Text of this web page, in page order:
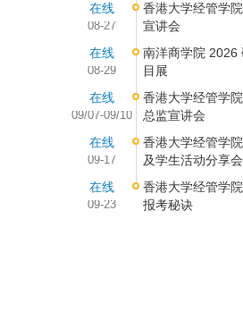
在线
08-27
香港大学经管学
宣讲会
在线
08-29
南洋商学院 2026
目展
在线
09/07-09/10
香港大学经管学
总监宣讲会
在线
09-17
香港大学经管学
及学生活动分享会
在线
09-23
香港大学经管学
报考秘诀